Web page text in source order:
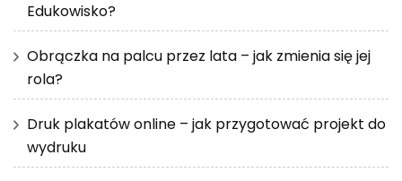
Edukowisko?
Obrączka na palcu przez lata – jak zmienia się jej
rola?
Druk plakatów online – jak przygotować projekt do
wydruku